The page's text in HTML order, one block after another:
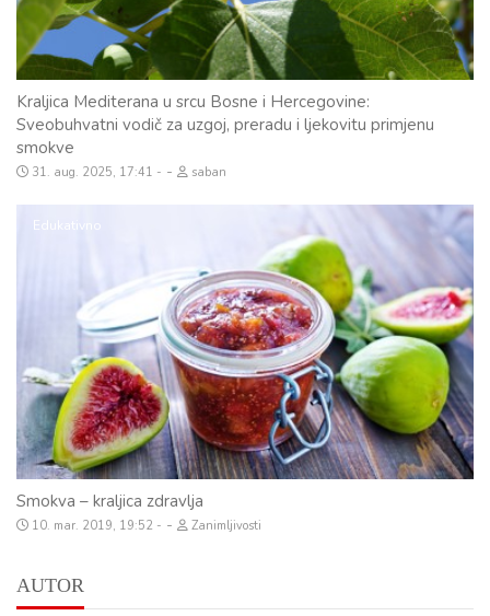
Kraljica Mediterana u srcu Bosne i Hercegovine:
Sveobuhvatni vodič za uzgoj, preradu i ljekovitu primjenu
smokve
31. aug. 2025, 17:41 - saban
Edukativno
Smokva – kraljica zdravlja
10. mar. 2019, 19:52 - Zanimljivosti
AUTOR